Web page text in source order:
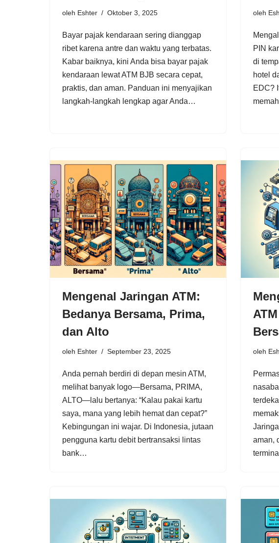
oleh Eshter Oktober 3, 2025
Bayar pajak kendaraan sering dianggap
ribet karena antre dan waktu yang terbatas.
Kabar baiknya, kini Anda bisa bayar pajak
kendaraan lewat ATM BJB secara cepat,
praktis, dan aman. Panduan ini menyajikan
langkah-langkah lengkap agar Anda…
oleh
PIN
di
hotel
EDC?
Mengenal Jaringan ATM:
Bedanya Bersama, Prima,
dan Alto
oleh Eshter September 23, 2025
Anda pernah berdiri di depan mesin ATM,
melihat banyak logo—Bersama, PRIMA,
ALTO—lalu bertanya: “Kalau pakai kartu
saya, mana yang lebih hemat dan cepat?”
Kebingungan ini wajar. Di Indonesia, jutaan
pengguna kartu debit bertransaksi lintas
bank…
oleh
aman,